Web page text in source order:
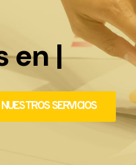
en
NUESTROS SERVICIOS